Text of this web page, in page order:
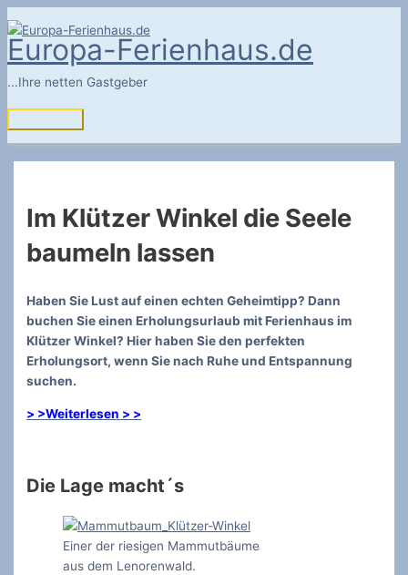
Inhalt
springen
Europa-Ferienhaus.de
...Ihre netten Gastgeber
Hauptmenü
Im Klützer Winkel die Seele
baumeln lassen
Haben Sie Lust auf einen echten Geheimtipp? Dann
buchen Sie einen Erholungsurlaub mit Ferienhaus im
Klützer Winkel? Hier haben Sie den perfekten
Erholungsort, wenn Sie nach Ruhe und Entspannung
suchen.
> >Weiterlesen > >
Die Lage macht´s
Einer der riesigen Mammutbäume
aus dem Lenorenwald.